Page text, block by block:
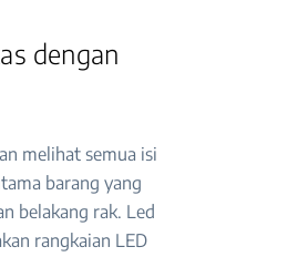
dengan
melihat semua isi
barang yang
belakang rak. Led
rangkaian LED